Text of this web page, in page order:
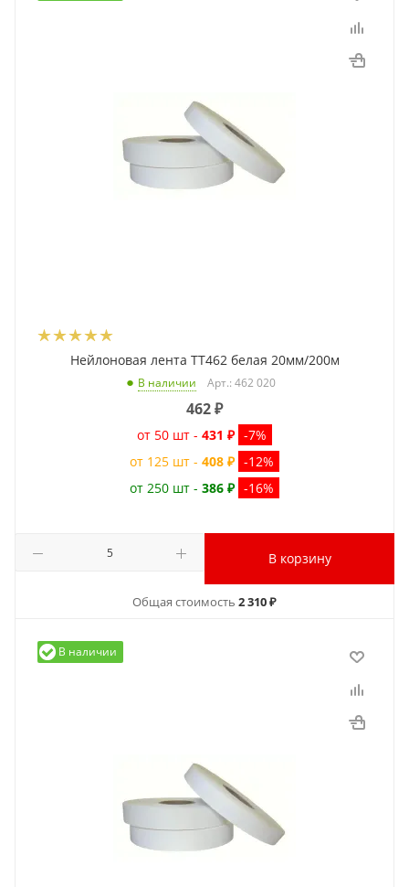
Нейлоновая лента TT462 белая 20мм/200м
В наличии Арт.: 462 020
462₽
от 50 шт - 431 ₽ -7%
от 125 шт - 408 ₽ -12%
от 250 шт - 386 ₽ -16%
В корзину
Общая стоимость 2 310 ₽
В наличии